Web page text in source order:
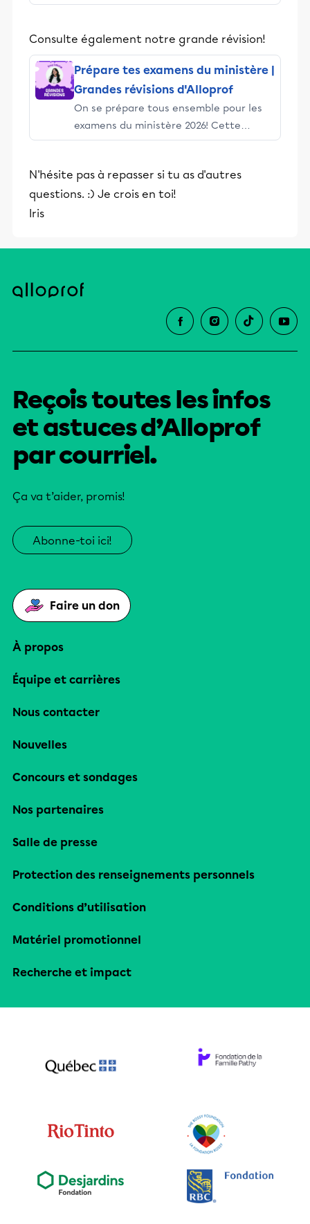
français du ministère de l’Éducation du
pour accompagner votre enfant lors de
sa préparation.
Consulte également notre grande révision!
Prépare tes examens du ministère |
Grandes révisions d'Alloprof
On se prépare tous ensemble pour les
examens du ministère 2026! Cette
année, on vise 75 000 élèves – en
t’y attend!
N'hésite pas à repasser si tu as d'autres
questions. :) Je crois en toi!
Iris
Reçois toutes les infos
et astuces d’Alloprof
par courriel.
Ça va t’aider, promis!
Abonne-toi ici!
Faire un don
À propos
Équipe et carrières
Nous contacter
Nouvelles
Concours et sondages
Nos partenaires
Salle de presse
Protection des renseignements personnels
Conditions d’utilisation
Matériel promotionnel
Recherche et impact